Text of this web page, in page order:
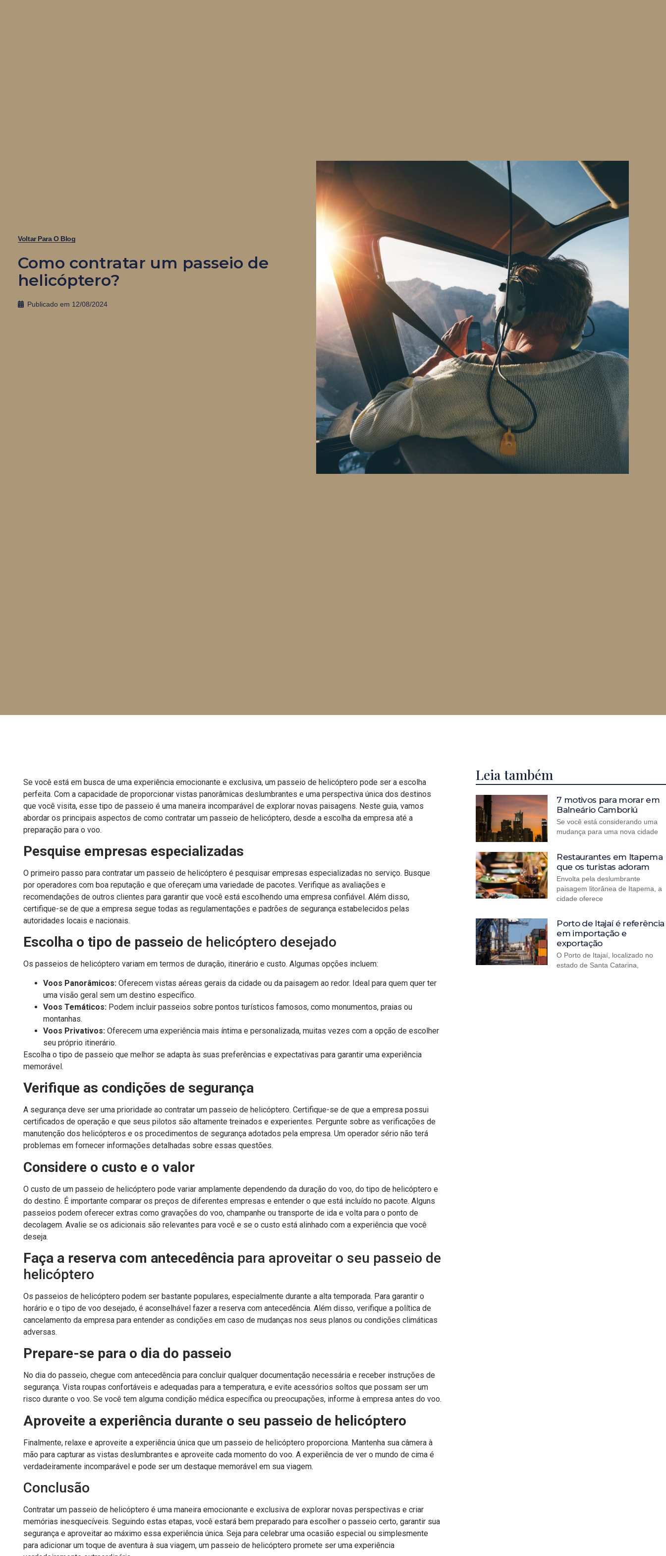
Voltar Para O Blog
Como contratar um passeio de
helicóptero?
Publicado em 12/08/2024
Se você está em busca de uma experiência emocionante e exclusiva, um passeio de helicóptero pode ser a escolha
perfeita. Com a capacidade de proporcionar vistas panorâmicas deslumbrantes e uma perspectiva única dos destinos
que você visita, esse tipo de passeio é uma maneira incomparável de explorar novas paisagens. Neste guia, vamos
abordar os principais aspectos de como contratar um passeio de helicóptero, desde a escolha da empresa até a
preparação para o voo.
Pesquise empresas especializadas
O primeiro passo para contratar um passeio de helicóptero é pesquisar empresas especializadas no serviço. Busque
por operadores com boa reputação e que ofereçam uma variedade de pacotes. Verifique as avaliações e
recomendações de outros clientes para garantir que você está escolhendo uma empresa confiável. Além disso,
certifique-se de que a empresa segue todas as regulamentações e padrões de segurança estabelecidos pelas
autoridades locais e nacionais.
Escolha o tipo de passeio de helicóptero desejado
Os passeios de helicóptero variam em termos de duração, itinerário e custo. Algumas opções incluem:
Voos Panorâmicos: Oferecem vistas aéreas gerais da cidade ou da paisagem ao redor. Ideal para quem quer ter
uma visão geral sem um destino específico.
Voos Temáticos: Podem incluir passeios sobre pontos turísticos famosos, como monumentos, praias ou
montanhas.
Voos Privativos: Oferecem uma experiência mais íntima e personalizada, muitas vezes com a opção de escolher
seu próprio itinerário.
Escolha o tipo de passeio que melhor se adapta às suas preferências e expectativas para garantir uma experiência
memorável.
Verifique as condições de segurança
A segurança deve ser uma prioridade ao contratar um passeio de helicóptero. Certifique-se de que a empresa possui
certificados de operação e que seus pilotos são altamente treinados e experientes. Pergunte sobre as verificações de
manutenção dos helicópteros e os procedimentos de segurança adotados pela empresa. Um operador sério não terá
problemas em fornecer informações detalhadas sobre essas questões.
Considere o custo e o valor
O custo de um passeio de helicóptero pode variar amplamente dependendo da duração do voo, do tipo de helicóptero e
do destino. É importante comparar os preços de diferentes empresas e entender o que está incluído no pacote. Alguns
passeios podem oferecer extras como gravações do voo, champanhe ou transporte de ida e volta para o ponto de
decolagem. Avalie se os adicionais são relevantes para você e se o custo está alinhado com a experiência que você
deseja.
Faça a reserva com antecedência para aproveitar o seu passeio de
helicóptero
Os passeios de helicóptero podem ser bastante populares, especialmente durante a alta temporada. Para garantir o
horário e o tipo de voo desejado, é aconselhável fazer a reserva com antecedência. Além disso, verifique a política de
cancelamento da empresa para entender as condições em caso de mudanças nos seus planos ou condições climáticas
adversas.
Prepare-se para o dia do passeio
No dia do passeio, chegue com antecedência para concluir qualquer documentação necessária e receber instruções de
segurança. Vista roupas confortáveis e adequadas para a temperatura, e evite acessórios soltos que possam ser um
risco durante o voo. Se você tem alguma condição médica específica ou preocupações, informe à empresa antes do voo.
Aproveite a experiência durante o seu passeio de helicóptero
Finalmente, relaxe e aproveite a experiência única que um passeio de helicóptero proporciona. Mantenha sua câmera à
mão para capturar as vistas deslumbrantes e aproveite cada momento do voo. A experiência de ver o mundo de cima é
verdadeiramente incomparável e pode ser um destaque memorável em sua viagem.
Conclusão
Contratar um passeio de helicóptero é uma maneira emocionante e exclusiva de explorar novas perspectivas e criar
memórias inesquecíveis. Seguindo estas etapas, você estará bem preparado para escolher o passeio certo, garantir sua
segurança e aproveitar ao máximo essa experiência única. Seja para celebrar uma ocasião especial ou simplesmente
para adicionar um toque de aventura à sua viagem, um passeio de helicóptero promete ser uma experiência
Leia também
7 motivos para morar em
Balneário Camboriú
Se você está considerando uma
mudança para uma nova cidade
Restaurantes em Itapema
que os turistas adoram
Envolta pela deslumbrante
paisagem litorânea de Itapema, a
cidade oferece
Porto de Itajaí é referência
em importação e
exportação
O Porto de Itajaí, localizado no
estado de Santa Catarina,